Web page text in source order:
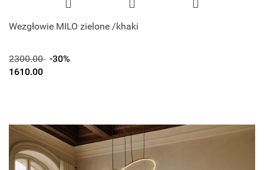
Wezgłowie MILO zielone /khaki
2300.00 -30%
1610.00